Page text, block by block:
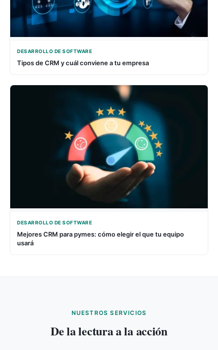
DESARROLLO DE SOFTWARE
Tipos de CRM y cuál conviene a tu empresa
DESARROLLO DE SOFTWARE
Mejores CRM para pymes: cómo elegir el que tu equipo
usará
NUESTROS SERVICIOS
De la lectura a la acción